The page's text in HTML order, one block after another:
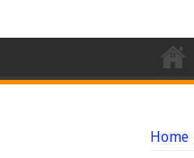
Home